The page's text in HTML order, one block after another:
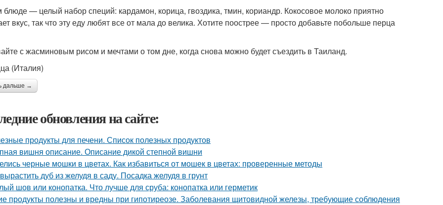
блюде — целый набор специй: кардамон, корица, гвоздика, тмин, кориандр. Кокосовое молоко приятно
вкус, так что эту еду любят все от мала до велика. Хотите поострее — просто добавьте побольше перца
с жасминовым рисом и мечтами о том дне, когда снова можно будет съездить в Таиланд.
(Италия)
дальше →
обновления на сайте:
продукты для печени. Список полезных продуктов
вишня описание. Описание дикой степной вишни
черные мошки в цветах. Как избавиться от мошек в цветах: проверенные методы
дуб из желудя в саду. Посадка желудя в грунт
шов или конопатка. Что лучше для сруба: конопатка или герметик
продукты полезны и вредны при гипотиреозе. Заболевания щитовидной железы, требующие соблюдения